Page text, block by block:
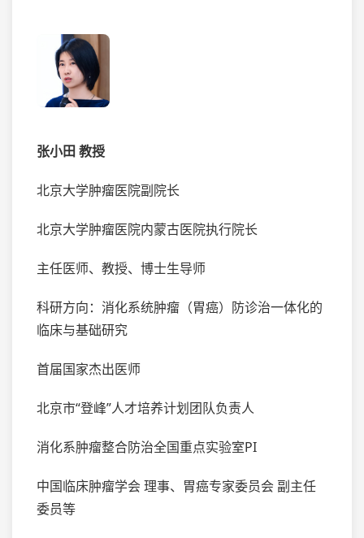
张小田 教授
北京大学肿瘤医院副院长
北京大学肿瘤医院内蒙古医院执行院长
主任医师、教授、博士生导师
科研方向：消化系统肿瘤（胃癌）防诊治一体化的
临床与基础研究
首届国家杰出医师
北京市“登峰”人才培养计划团队负责人
消化系肿瘤整合防治全国重点实验室PI
中国临床肿瘤学会 理事、胃癌专家委员会 副主任
委员等